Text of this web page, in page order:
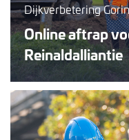
Dijkverbetering
Online aftrap
Reinaldalliantie